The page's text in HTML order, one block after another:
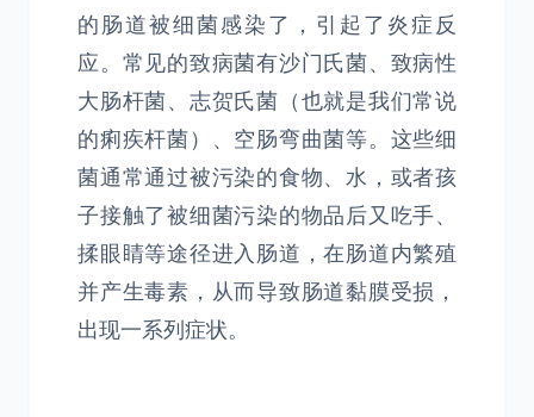
的肠道被细菌感染了，引起了炎症反
应。常见的致病菌有沙门氏菌、致病性
大肠杆菌、志贺氏菌（也就是我们常说
的痢疾杆菌）、空肠弯曲菌等。这些细
菌通常通过被污染的食物、水，或者孩
子接触了被细菌污染的物品后又吃手、
揉眼睛等途径进入肠道，在肠道内繁殖
并产生毒素，从而导致肠道黏膜受损，
出现一系列症状。